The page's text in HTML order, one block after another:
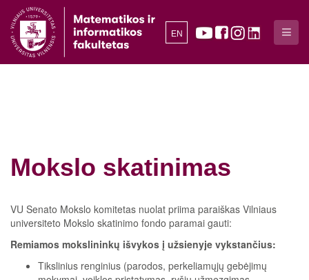
EN
Mokslo skatinimas
VU Senato Mokslo komitetas nuolat priima paraiškas Vilniaus
universiteto Mokslo skatinimo fondo paramai gauti:
Remiamos mokslininkų išvykos į užsienyje vykstančius:
Tikslinius renginius (parodos, perkeliamųjų gebėjimų